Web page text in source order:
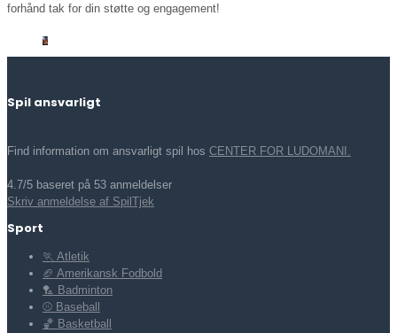
forhånd tak for din støtte og engagement!
Spil ansvarligt
Find information om ansvarligt spil hos CENTER FOR LUDOMANI.
4.7/5 baseret på 53 anmeldelser
Skriv anmeldelse af SpilTjek
Sport
🏃 Atletik
🏈 Amerikansk Fodbold
🏸 Badminton
⚾ Baseball
🏀 Basketball